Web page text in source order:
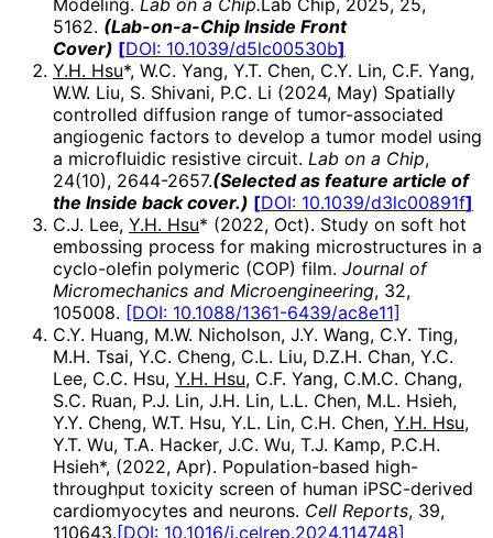
Modeling. Lab on a Chip.Lab Chip, 2025, 25,
5162. (Lab-on-a-Chip Inside Front
Cover) [DOI: 10.1039/d5lc00530b]
Y.H. Hsu*, W.C. Yang, Y.T. Chen, C.Y. Lin, C.F. Yang,
W.W. Liu, S. Shivani, P.C. Li (2024, May) Spatially
controlled diffusion range of tumor-associated
angiogenic factors to develop a tumor model using
a microfluidic resistive circuit. Lab on a Chip,
24(10), 2644-2657.(Selected as feature article of
the Inside back cover.) [DOI: 10.1039/d3lc00891f]
C.J. Lee, Y.H. Hsu* (2022, Oct). Study on soft hot
embossing process for making microstructures in a
cyclo-olefin polymeric (COP) film. Journal of
Micromechanics and Microengineering, 32,
105008. [DOI: 10.1088/1361-6439/ac8e11]
C.Y. Huang, M.W. Nicholson, J.Y. Wang, C.Y. Ting,
M.H. Tsai, Y.C. Cheng, C.L. Liu, D.Z.H. Chan, Y.C.
Lee, C.C. Hsu, Y.H. Hsu, C.F. Yang, C.M.C. Chang,
S.C. Ruan, P.J. Lin, J.H. Lin, L.L. Chen, M.L. Hsieh,
Y.Y. Cheng, W.T. Hsu, Y.L. Lin, C.H. Chen, Y.H. Hsu,
Y.T. Wu, T.A. Hacker, J.C. Wu, T.J. Kamp, P.C.H.
Hsieh*, (2022, Apr). Population-based high-
throughput toxicity screen of human iPSC-derived
cardiomyocytes and neurons. Cell Reports, 39,
110643. [DOI: 10.1016/j.celrep.2024.114748]